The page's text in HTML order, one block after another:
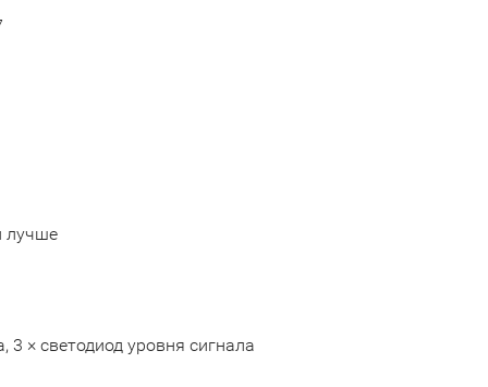
лучше
3 × светодиод уровня сигнала